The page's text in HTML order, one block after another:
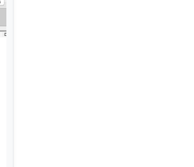
Beiträge doppelt. Filmliste ist von